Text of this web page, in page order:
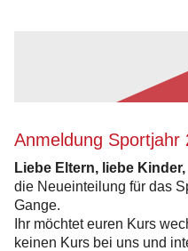
Anmeldung Sportjahr
Liebe Eltern, liebe Kinder,
die Neueinteilung für das
Gange.
Ihr möchtet euren Kurs
keinen Kurs bei uns und